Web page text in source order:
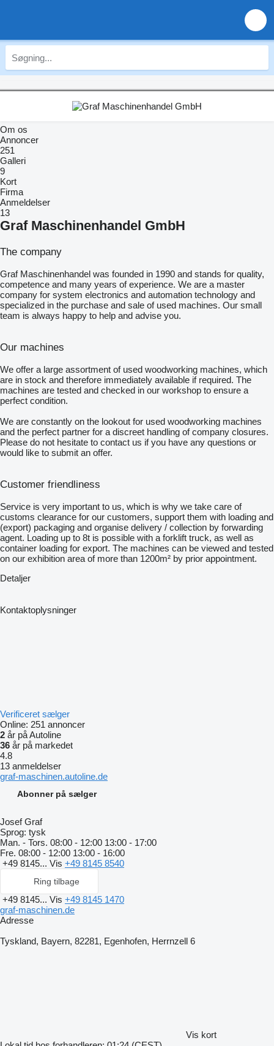
Om os
Annoncer
251
Galleri
9
Kort
Firma
Anmeldelser
13
Graf Maschinenhandel GmbH
The company
Graf Maschinenhandel was founded in 1990 and stands for quality,
competence and many years of experience. We are a master
company for system electronics and automation technology and
specialized in the purchase and sale of used machines. Our small
team is always happy to help and advise you.
Our machines
We offer a large assortment of used woodworking machines, which
are in stock and therefore immediately available if required. The
machines are tested and checked in our workshop to ensure a
perfect condition.
We are constantly on the lookout for used woodworking machines
and the perfect partner for a discreet handling of company closures.
Please do not hesitate to contact us if you have any questions or
would like to submit an offer.
Customer friendliness
Service is very important to us, which is why we take care of
customs clearance for our customers, support them with loading and
(export) packaging and organise delivery / collection by forwarding
agent. Loading up to 8t is possible with a forklift truck, as well as
container loading for export. The machines can be viewed and tested
on our exhibition area of more than 1200m² by prior appointment.
Detaljer
Kontaktoplysninger
Verificeret sælger
Online: 251 annoncer
2 år på Autoline
36 år på markedet
4.8
13 anmeldelser
graf-maschinen.autoline.de
Abonner på sælger
Josef Graf
Sprog: tysk
Man. - Tors. 08:00 - 12:00 13:00 - 17:00
Fre. 08:00 - 12:00 13:00 - 16:00
+49 8145... Vis +49 8145 8540
Ring tilbage
+49 8145... Vis +49 8145 1470
graf-maschinen.de
Adresse
Tyskland, Bayern, 82281, Egenhofen, Herrnzell 6
Vis kort